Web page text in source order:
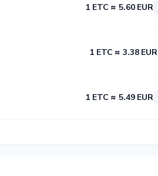
1 ETC ≈ 5.60 EUR
1 ETC ≈ 3.38 EUR
1 ETC ≈ 5.49 EUR